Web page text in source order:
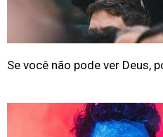
Se você não pode ver Deus,